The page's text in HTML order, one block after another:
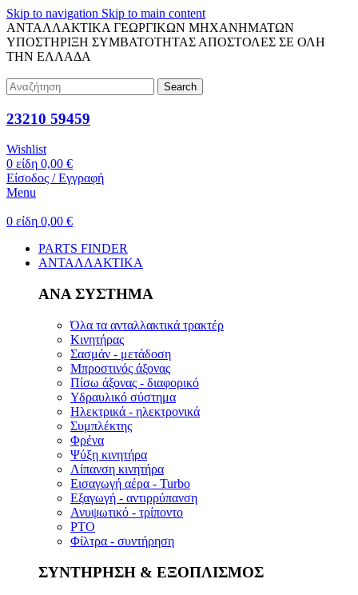
Skip to navigation Skip to main content
ΑΝΤΑΛΛΑΚΤΙΚΑ ΓΕΩΡΓΙΚΩΝ ΜΗΧΑΝΗΜΑΤΩΝ
ΥΠΟΣΤΗΡΙΞΗ ΣΥΜΒΑΤΟΤΗΤΑΣ ΑΠΟΣΤΟΛΕΣ ΣΕ ΟΛΗ
ΤΗΝ ΕΛΛΑΔΑ
Search
23210 59459
Wishlist
0 είδη 0,00 €
Είσοδος / Εγγραφή
Menu
0 είδη 0,00 €
PARTS FINDER
ΑΝΤΑΛΛΑΚΤΙΚΑ
ΑΝΑ ΣΥΣΤΗΜΑ
Όλα τα ανταλλακτικά τρακτέρ
Κινητήρας
Σασμάν - μετάδοση
Μπροστινός άξονας
Πίσω άξονας - διαφορικό
Υδραυλικό σύστημα
Ηλεκτρικά - ηλεκτρονικά
Συμπλέκτης
Φρένα
Ψύξη κινητήρα
Λίπανση κινητήρα
Εισαγωγή αέρα - Turbo
Εξαγωγή - αντιρρύπανση
Ανυψωτικό - τρίποντο
PTO
Φίλτρα - συντήρηση
ΣΥΝΤΗΡΗΣΗ & ΕΞΟΠΛΙΣΜΟΣ